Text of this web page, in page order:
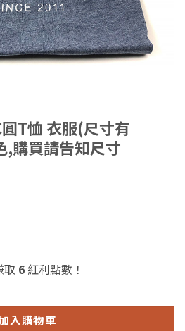
T恤 衣服(尺寸有
購買請告知尺寸
取 6紅利點數！
(尺寸有M,L,XL,XXL),藍色,購買請告知
入購物車